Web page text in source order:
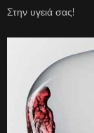
Στην υγειά σας!